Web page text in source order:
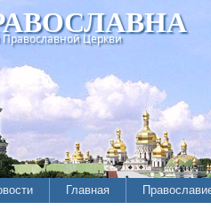
Церкви
Главная